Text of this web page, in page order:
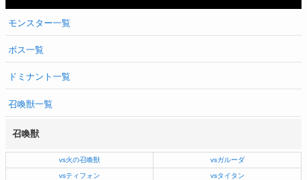
モンスター一覧
ボス一覧
ドミナント一覧
召喚獣一覧
召喚獣
vs火の召喚獣 vsガルーダ
vsティフォン vsタイタン